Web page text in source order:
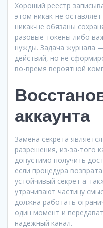
Хороший реестр
этом никак-не
никак-не обязаны
разовые токены либо
нужды. Задача журнала
действий, но не
во-время вероятной
аккаунта
Замена секрета
разрешения, из-за-того
допустимо получить
если процедура
устойчивый секрет а-
утрачивают частицу
должна работать
один момент и
надежный канал.